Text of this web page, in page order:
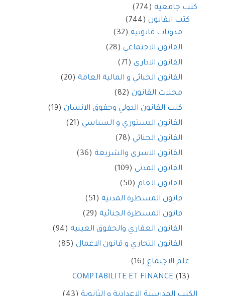
كتب جامعية (774)
كتب القانون (744)
مدونات قانونية (32)
القانون الاجتماعي (28)
القانون الاداري (71)
القانون الجبائي و المالية العامة (20)
مجلات القانون (82)
كتب القانون الدولي وحقوق الانسان (19)
القانون الدستوري و السياسي (21)
القانون الجنائي (78)
القانون الاسري والشريعة (36)
القانون المدني (109)
القانون العام (50)
قانون المسطرة المدنية (51)
قانون المسطرة الجنائية (29)
القانون العقاري والحقوق العينية (94)
القانون التجاري و قانون الاعمال (85)
علم الاجتماع (16)
COMPTABILITE ET FINANCE (13)